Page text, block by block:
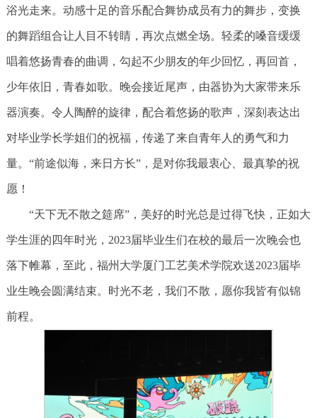
浴光走来。动感十足的音乐配合舞协成员有力的舞步，变换
的舞蹈组合让人目不转睛，再次点燃全场。轻柔的嗓音缓缓
唱着悠扬青春的曲调，勾起不少朋友的年少回忆，再回首，
少年依旧，青春如歌。晚会接近尾声，由器协为大家带来乐
器演奏。令人陶醉的旋律，配合着悠扬的歌声，深刻表达出
对毕业学长学姐们的祝福，传递了来自青年人的勇气和力
量。“前途似海，来日方长”，是对你我最衷心、最真挚的祝
愿！
“天下无不散之筵席”，美好的时光总是过得飞快，正如大
学生涯的四年时光，2023届毕业生们在校的最后一次晚会也
落下帷幕，至此，福州大学厦门工艺美术学院欢送2023届毕
业生晚会圆满结束。时光不老，我们不散，愿你我皆有似锦
前程。